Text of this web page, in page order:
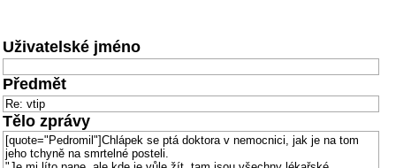
Uživatelské jméno
Předmět
Tělo zprávy